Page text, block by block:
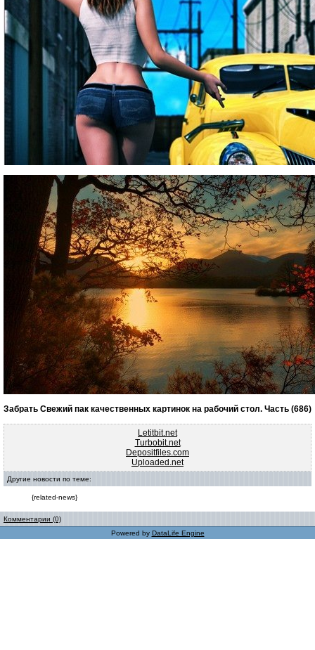
Забрать Свежий пак качественных картинок на рабочий стол. Часть (686)
Letitbit.net
Turbobit.net
Depositfiles.com
Uploaded.net
Другие новости по теме:
{related-news}
Комментарии (0)
Powered by DataLife Engine